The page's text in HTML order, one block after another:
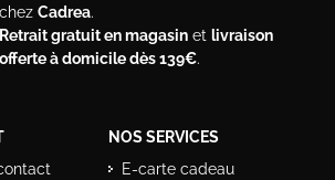
chez Cadrea.
Retrait gratuit en magasinet livraison
offerte à domicile dès 139€.
NOS SERVICES
E-carte cadeau